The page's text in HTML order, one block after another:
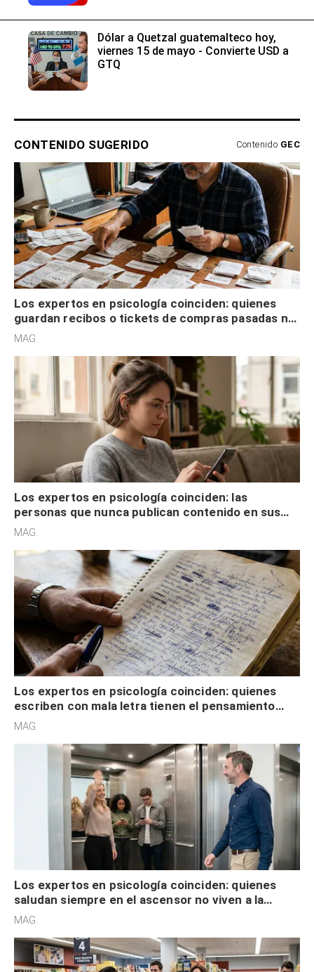
Dólar a Quetzal guatemalteco hoy,
viernes 15 de mayo - Convierte USD a
GTQ
CONTENIDO SUGERIDO Contenido GEC
Los expertos en psicología coinciden: quienes
guardan recibos o tickets de compras pasadas no
son acumuladores, sino que tienen necesidad de
MAG.
Los expertos en psicología coinciden: las
personas que nunca publican contenido en sus
redes sociales no pretenden buscar validación
MAG.
Los expertos en psicología coinciden: quienes
escriben con mala letra tienen el pensamiento
acelerado y no lo hacen por desinterés
MAG.
Los expertos en psicología coinciden: quienes
saludan siempre en el ascensor no viven a la
defensiva y tienen apertura social
MAG.